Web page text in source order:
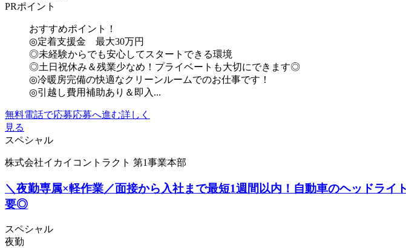
PRポイント
おすすめポイント！
◎定着支援金 最大30万円
◎未経験からでも安心してスタートできる環境
◎土日祝休み＆残業少なめ！プライベートも大切にできます◎
◎冷暖房完備の快適なクリーンルームでのお仕事です！
◎引越し費用補助あり＆即入...
無料電話で応募応募へ進む詳しく
見る
スペシャル
株式会社イカイコントラクト 第1事業本部
＼夜勤専属×軽作業／面接から入社まで最短1週間以内！自動車のヘッドラ
要◎
スペシャル
夜勤